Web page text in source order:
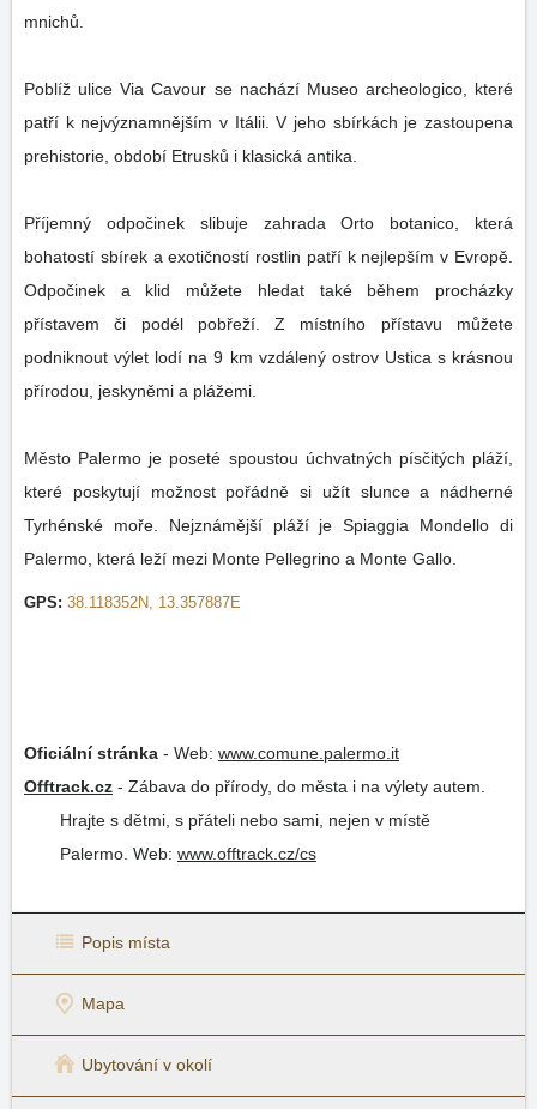
mnichů.
Poblíž ulice Via Cavour se nachází Museo archeologico, které
patří k nejvýznamnějším v Itálii. V jeho sbírkách je zastoupena
prehistorie, období Etrusků i klasická antika.
Příjemný odpočinek slibuje zahrada Orto botanico, která
bohatostí sbírek a exotičností rostlin patří k nejlepším v Evropě.
Odpočinek a klid můžete hledat také během procházky
přístavem či podél pobřeží. Z místního přístavu můžete
podniknout výlet lodí na 9 km vzdálený ostrov Ustica s krásnou
přírodou, jeskyněmi a plážemi.
Město Palermo je poseté spoustou úchvatných písčitých pláží,
které poskytují možnost pořádně si užít slunce a nádherné
Tyrhénské moře. Nejznámější pláží je Spiaggia Mondello di
Palermo, která leží mezi Monte Pellegrino a Monte Gallo.
GPS: 38.118352N, 13.357887E
Oficiální stránka - Web: www.comune.palermo.it
Offtrack.cz - Zábava do přírody, do města i na výlety autem.
Hrajte s dětmi, s přáteli nebo sami, nejen v místě
Palermo. Web: www.offtrack.cz/cs
Popis místa
Mapa
Ubytování v okolí